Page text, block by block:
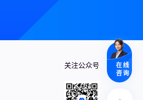
在线
咨询
贴心为你省流量，随时随地无负
关注公众号